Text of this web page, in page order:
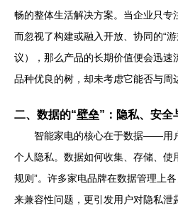
畅的整体生活解决方案。当企业只专
而忽视了构建或融入开放、协同的“
议），那么产品的长期价值便会迅速
品种优良的树，却未考虑它能否与周
二、数据的“壁垒”：隐私、安全
智能家电的核心在于数据——用
个人隐私。数据如何收集、存储、使
规则”。许多家电品牌在数据管理上
来兼容性问题，更引发用户对隐私泄